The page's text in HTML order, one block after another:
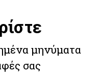
μηνύματα
σας